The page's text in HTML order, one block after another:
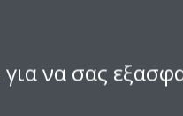
Η ανάκτηση
και ψύξη. Αυτή η
για να σας